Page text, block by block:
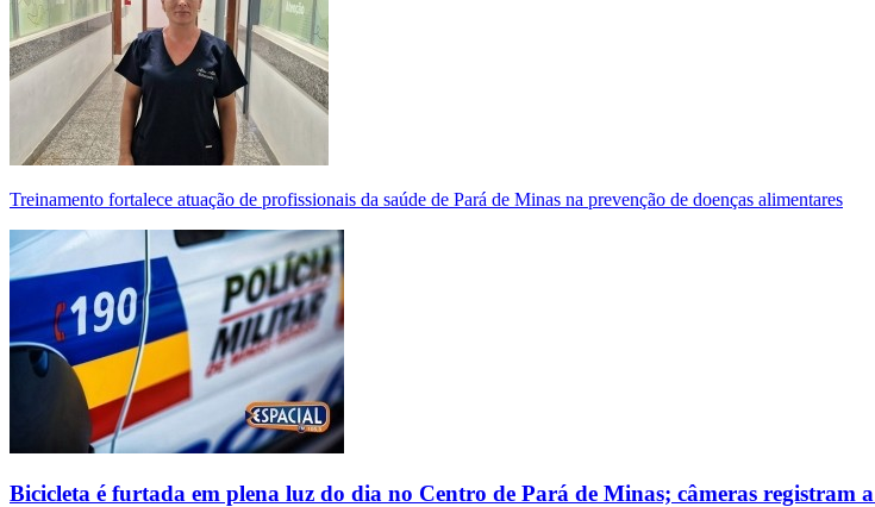
Treinamento fortalece atuação de profissionais da saúde de Pará de Minas na prevenção de doenças alimentares
Bicicleta é furtada em plena luz do dia no Centro de Pará de Minas; câmeras registram